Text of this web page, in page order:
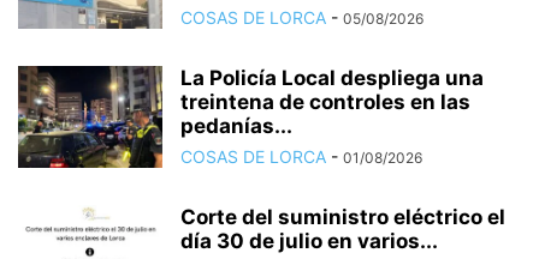
COSAS DE LORCA - 05/08/2026
La Policía Local despliega una
treintena de controles en las
pedanías...
COSAS DE LORCA - 01/08/2026
Corte del suministro eléctrico el
día 30 de julio en varios...